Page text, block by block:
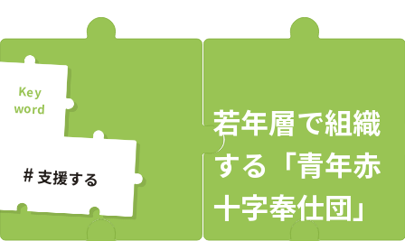
若年層で組織
する「青年赤
十字奉仕団」
支援する